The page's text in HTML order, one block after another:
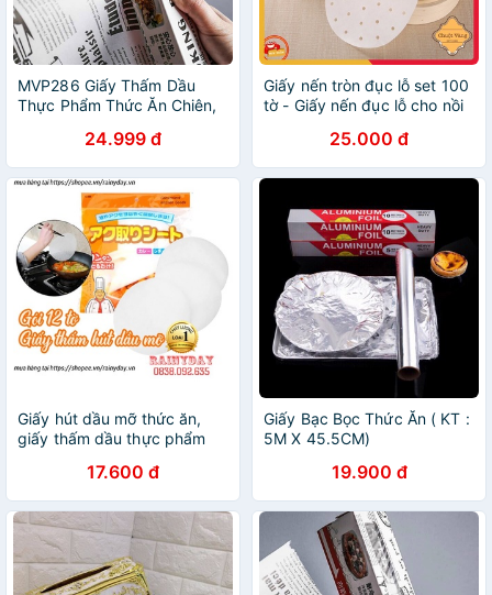
MVP286 Giấy Thấm Dầu
Thực Phẩm Thức Ăn Chiên,
24.999 đ
Giấy nến tròn đục lỗ set 100
tờ - Giấy nến đục lỗ cho nồi
25.000 đ
Giấy hút dầu mỡ thức ăn,
giấy thấm dầu thực phẩm
chiên rán - gói 12 tờ
17.600 đ
Giấy Bạc Bọc Thức Ăn ( KT :
5M X 45.5CM)
19.900 đ